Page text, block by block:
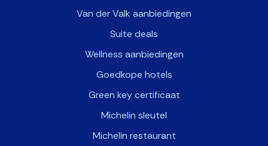
Van der Valk aanbiedingen
Suite deals
Wellness aanbiedingen
Goedkope hotels
Green key certificaat
Michelin sleutel
Michelin restaurant